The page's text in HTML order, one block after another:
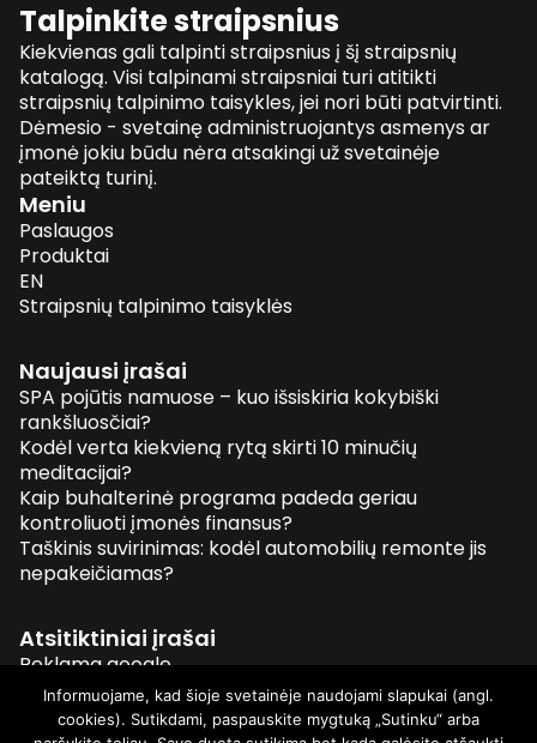
Talpinkite straipsnius
Kiekvienas gali talpinti straipsnius į šį straipsnių
katalogą. Visi talpinami straipsniai turi atitikti
straipsnių talpinimo taisykles, jei nori būti patvirtinti.
Dėmesio - svetainę administruojantys asmenys ar
įmonė jokiu būdu nėra atsakingi už svetainėje
pateiktą turinį.
Meniu
Paslaugos
Produktai
EN
Straipsnių talpinimo taisyklės
Naujausi įrašai
SPA pojūtis namuose – kuo išsiskiria kokybiški
rankšluosčiai?
Kodėl verta kiekvieną rytą skirti 10 minučių
meditacijai?
Kaip buhalterinė programa padeda geriau
kontroliuoti įmonės finansus?
Taškinis suvirinimas: kodėl automobilių remonte jis
nepakeičiamas?
Atsitiktiniai įrašai
Reklama google
Vestuvių fotografų kainos
Kodėl segmentinės tvoros tokios populiarios?
Informuojame, kad šioje svetainėje naudojami slapukai (angl.
cookies). Sutikdami, paspauskite mygtuką „Sutinku“ arba